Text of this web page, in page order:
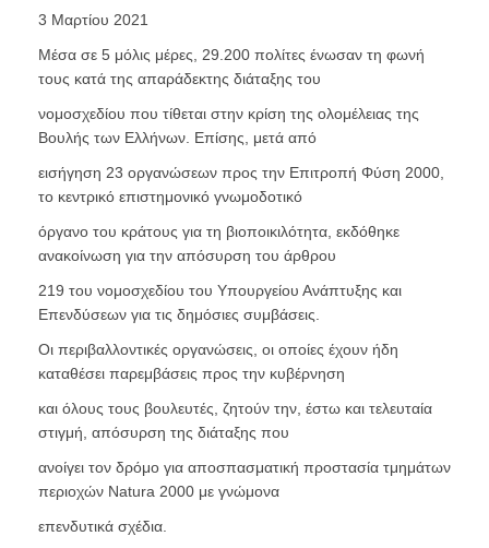
3 Μαρτίου 2021
Μέσα σε 5 μόλις μέρες, 29.200 πολίτες ένωσαν τη φωνή
τους κατά της απαράδεκτης διάταξης του
νομοσχεδίου που τίθεται στην κρίση της ολομέλειας της
Βουλής των Ελλήνων. Επίσης, μετά από
εισήγηση 23 οργανώσεων προς την Επιτροπή Φύση 2000,
το κεντρικό επιστημονικό γνωμοδοτικό
όργανο του κράτους για τη βιοποικιλότητα, εκδόθηκε
ανακοίνωση για την απόσυρση του άρθρου
219 του νομοσχεδίου του Υπουργείου Ανάπτυξης και
Επενδύσεων για τις δημόσιες συμβάσεις.
Οι περιβαλλοντικές οργανώσεις, οι οποίες έχουν ήδη
καταθέσει παρεμβάσεις προς την κυβέρνηση
και όλους τους βουλευτές, ζητούν την, έστω και τελευταία
στιγμή, απόσυρση της διάταξης που
ανοίγει τον δρόμο για αποσπασματική προστασία τμημάτων
περιοχών Natura 2000 με γνώμονα
επενδυτικά σχέδια.